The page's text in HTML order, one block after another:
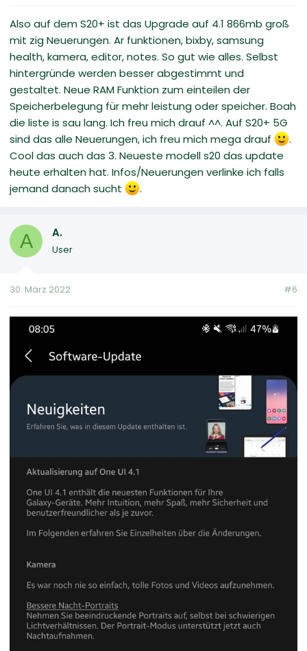
Also auf dem S20+ ist das Upgrade auf 4.1 866mb groß
mit zig Neuerungen. Ar funktionen, bixby, samsung
health, kamera, editor, notes. So gut wie alles. Selbst
hintergründe werden besser abgestimmt und
gestaltet. Neue RAM Funktion zum einteilen der
Speicherbelegung für mehr leistung oder speicher. Boah
die liste is sau lang. Ich freu mich drauf ^^. Auf S20+ 5G
sind das alle Neuerungen, ich freu mich mega drauf
.
Cool das auch das 3. Neueste modell s20 das update
heute erhalten hat. Infos/Neuerungen verlinke ich falls
jemand danach sucht
.
A A.
User
30. März 2022 #6